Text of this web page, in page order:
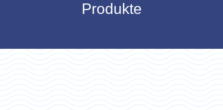
Produkte